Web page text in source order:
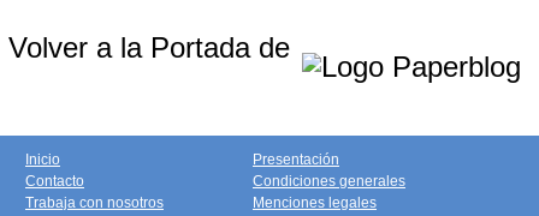
Volver a la Portada de
Inicio
Contacto
Trabaja con nosotros
Presentación
Condiciones generales
Menciones legales